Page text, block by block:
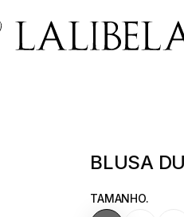
procurando hoje?
BLUSA
TAMANHO.